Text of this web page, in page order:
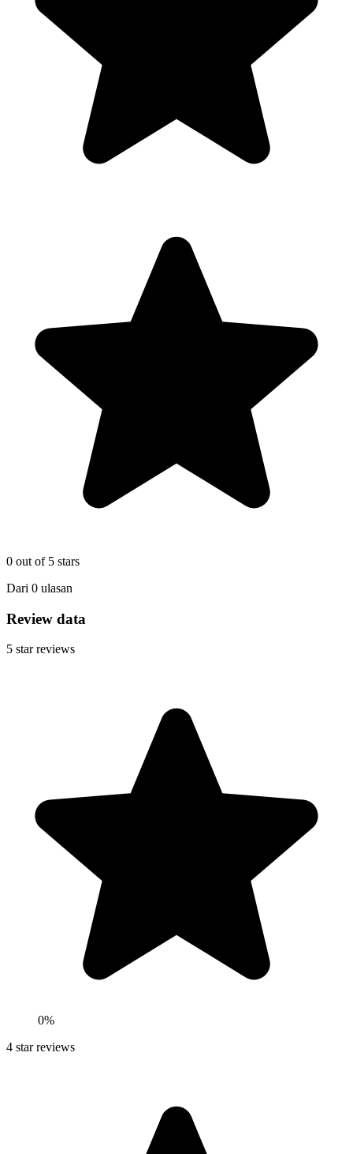
0 out of 5 stars
Dari 0 ulasan
Review data
5 star reviews
0%
4 star reviews